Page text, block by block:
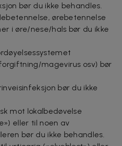
bør du ikke behandles.
ørebetennelse
i øre/nese/hals bør du ikke
magevirus osv) bør
bør du ikke
mot lokalbedøvelse
eller til noen av
bør du ikke behandles.